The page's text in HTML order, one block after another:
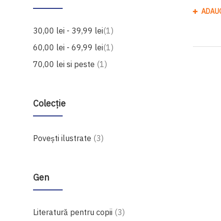
30,00 lei - 39,99 lei 1produs
60,00 lei -69,99 lei 1produs
70,00 lei si peste 1produs
Colecție
Povești ilustrate 3produse
Gen
Literatură pentru copii 3produse